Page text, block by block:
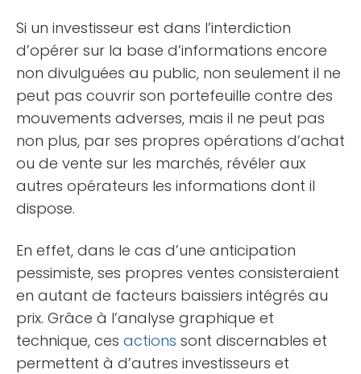
Si un investisseur est dans l’interdiction
d’opérer sur la base d’informations encore
non divulguées au public, non seulement il ne
peut pas couvrir son portefeuille contre des
mouvements adverses, mais il ne peut pas
non plus, par ses propres opérations d’achat
ou de vente sur les marchés, révéler aux
autres opérateurs les informations dont il
dispose.
En effet, dans le cas d’une anticipation
pessimiste, ses propres ventes consisteraient
en autant de facteurs baissiers intégrés au
prix. Grâce à l’analyse graphique et
technique, ces actions sont discernables et
permettent à d’autres investisseurs et